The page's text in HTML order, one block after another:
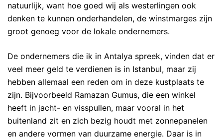
natuurlijk, want hoe goed wij als westerlingen ook
denken te kunnen onderhandelen, de winstmarges zijn
groot genoeg voor de lokale ondernemers.
De ondernemers die ik in Antalya spreek, vinden dat er
veel meer geld te verdienen is in Istanbul, maar zij
hebben allemaal een reden om in deze kustplaats te
zijn. Bijvoorbeeld Ramazan Gumus, die een winkel
heeft in jacht- en visspullen, maar vooral in het
buitenland zit en zich bezig houdt met zonnepanelen
en andere vormen van duurzame energie. Daar is in